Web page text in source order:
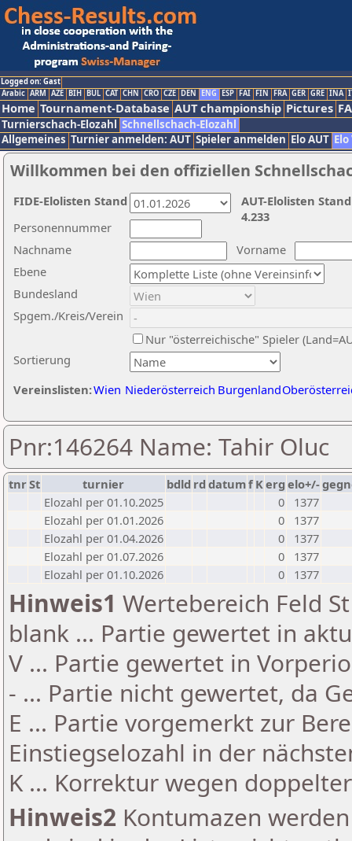
Logged on: Gast
Arabic ARM AZE BIH BUL CAT CHN CRO CZE DEN ENG ESP FAI FIN FRA GER GRE INA
Home Tournament-Database AUT championship Pictures
Turnierschach-Elozahl Schnellschach-Elozahl
Allgemeines Turnier anmelden: AUT Spieler anmelden Elo AUT
Willkommen bei den offiziellen
Nachname
Vorname
Ebene
Sortierung
Personennummer
Bundesland
Spgem./Kreis/Verein
Nur "österreichische" Spieler
Vereinslisten:Wien Niederösterreich Burgenland
AUT-Elolisten
4.233
FIDE-Elolisten Stand
Pnr:146264 Name: Tahir Oluc
tnrSt turnier bdld rd datumf Kerg elo+/-
Elozahl per 01.10.2025
0
1377
Elozahl per 01.01.2026
0
1377
Elozahl per 01.04.2026
0
1377
Elozahl per 01.07.2026
0
1377
Elozahl per 01.10.2026
0 1377
Hinweis1 Wertebereich Feld
blank ... Partie gewertet in
V ... Partie gewertet in
- ... Partie nicht gewertet, da
E ... Partie vorgemerkt zur
Einstiegselozahl in der
K ... Korrektur wegen
Hinweis2 Kontumazen